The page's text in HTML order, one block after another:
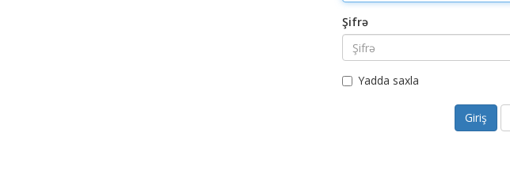
Şifrə
Yadda saxla